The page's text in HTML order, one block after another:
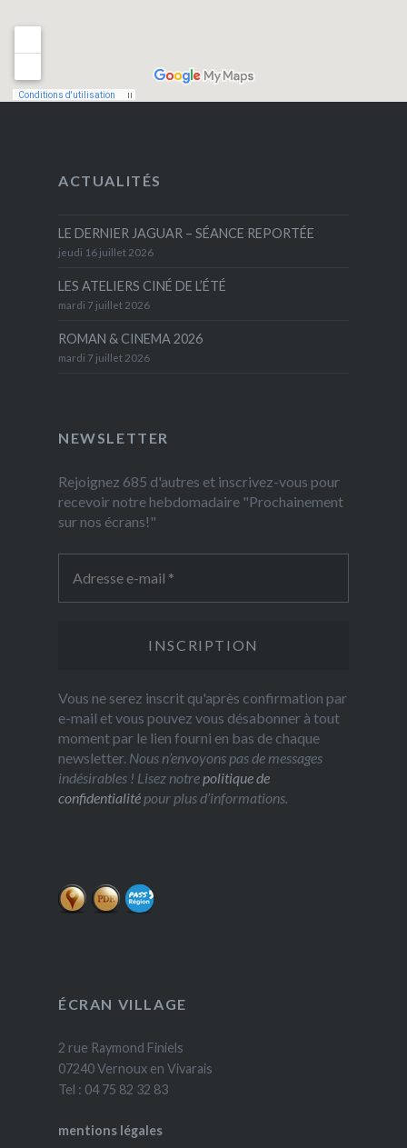
ACTUALITÉS
LE DERNIER JAGUAR – SÉANCE REPORTÉE
jeudi 16 juillet 2026
LES ATELIERS CINÉ DE L’ÉTÉ
mardi 7 juillet 2026
ROMAN & CINEMA 2026
mardi 7 juillet 2026
NEWSLETTER
Rejoignez 685 d'autres et inscrivez-vous pour
recevoir notre hebdomadaire "Prochainement
sur nos écrans!"
Vous ne serez inscrit qu'après confirmation par
e-mail et vous pouvez vous désabonner à tout
moment par le lien fourni en bas de chaque
newsletter. Nous n’envoyons pas de messages
indésirables ! Lisez notrepolitique de
confidentialitépour plus d’informations.
ÉCRAN VILLAGE
2 rue Raymond Finiels
07240 Vernoux en Vivarais
Tel : 04 75 82 32 83
mentions légales